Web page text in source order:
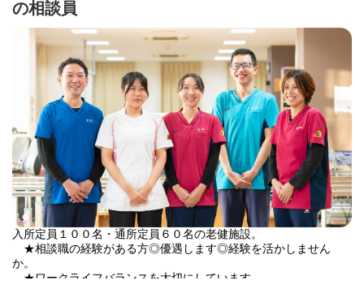
の相談員
入所定員１００名・通所定員６０名の老健施設。
★相談職の経験がある方◎優遇します◎経験を活かしません
か。
★ワークライフバランスを大切にしています